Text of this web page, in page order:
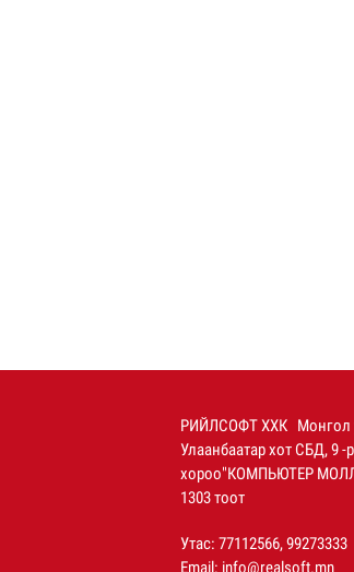
РИЙЛСОФТ ХХК Монгол
Улаанбаатар хот СБД, 9 -р
хороо"КОМПЬЮТЕР
1303 тоот
Утас: 77112566, 99273333
Email: info@realsoft.mn